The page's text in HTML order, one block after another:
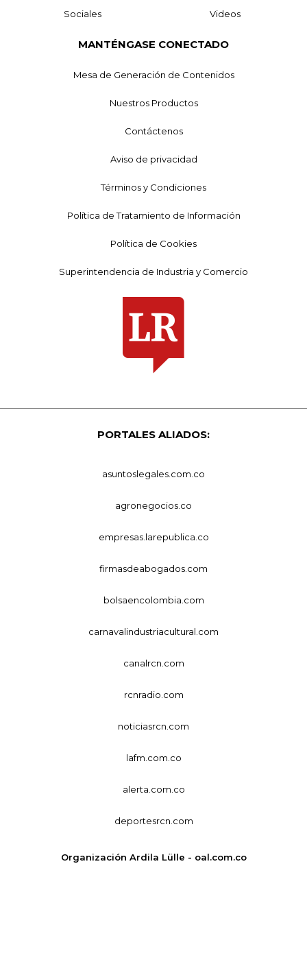
Sociales Videos
MANTÉNGASE CONECTADO
Mesa de Generación de Contenidos
Nuestros Productos
Contáctenos
Aviso de privacidad
Términos y Condiciones
Política de Tratamiento de Información
Política de Cookies
Superintendencia de Industria y Comercio
PORTALES ALIADOS:
asuntoslegales.com.co
agronegocios.co
empresas.larepublica.co
firmasdeabogados.com
bolsaencolombia.com
carnavalindustriacultural.com
canalrcn.com
rcnradio.com
noticiasrcn.com
lafm.com.co
alerta.com.co
deportesrcn.com
Organización Ardila Lülle - oal.com.co